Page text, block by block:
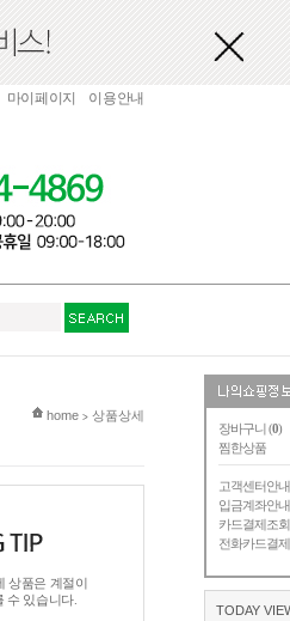
장바구니 (0)
찜한상품
고객센터안내
입금계좌안내
카드결제조회
전화카드결제
TODAY
마이페이지 이용안내
현재 위치
home > 상품상세
상품은 계절이
수 있습니다.